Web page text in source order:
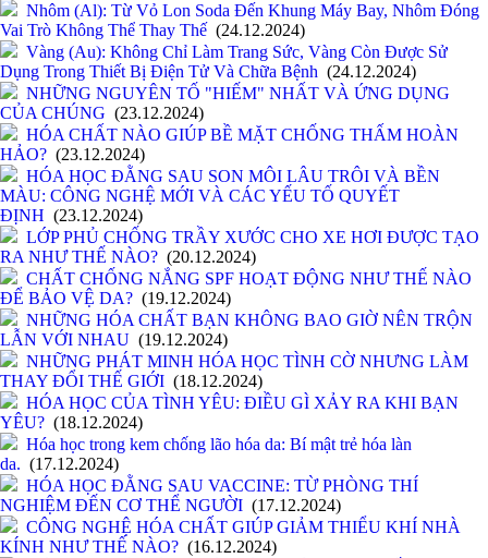
Nhôm (Al): Từ Vỏ Lon Soda Đến Khung Máy Bay, Nhôm Đóng
Vai Trò Không Thể Thay Thế (24.12.2024)
Vàng (Au): Không Chỉ Làm Trang Sức, Vàng Còn Được Sử
Dụng Trong Thiết Bị Điện Tử Và Chữa Bệnh (24.12.2024)
NHỮNG NGUYÊN TỐ "HIẾM" NHẤT VÀ ỨNG DỤNG
CỦA CHÚNG (23.12.2024)
HÓA CHẤT NÀO GIÚP BỀ MẶT CHỐNG THẤM HOÀN
HẢO? (23.12.2024)
HÓA HỌC ĐẰNG SAU SON MÔI LÂU TRÔI VÀ BỀN
MÀU: CÔNG NGHỆ MỚI VÀ CÁC YẾU TỐ QUYẾT
ĐỊNH (23.12.2024)
LỚP PHỦ CHỐNG TRẦY XƯỚC CHO XE HƠI ĐƯỢC TẠO
RA NHƯ THẾ NÀO? (20.12.2024)
CHẤT CHỐNG NẮNG SPF HOẠT ĐỘNG NHƯ THẾ NÀO
ĐỂ BẢO VỆ DA? (19.12.2024)
NHỮNG HÓA CHẤT BẠN KHÔNG BAO GIỜ NÊN TRỘN
LẪN VỚI NHAU (19.12.2024)
NHỮNG PHÁT MINH HÓA HỌC TÌNH CỜ NHƯNG LÀM
THAY ĐỔI THẾ GIỚI (18.12.2024)
HÓA HỌC CỦA TÌNH YÊU: ĐIỀU GÌ XẢY RA KHI BẠN
YÊU? (18.12.2024)
Hóa học trong kem chống lão hóa da: Bí mật trẻ hóa làn
da. (17.12.2024)
HÓA HỌC ĐẰNG SAU VACCINE: TỪ PHÒNG THÍ
NGHIỆM ĐẾN CƠ THỂ NGƯỜI (17.12.2024)
CÔNG NGHỆ HÓA CHẤT GIÚP GIẢM THIỂU KHÍ NHÀ
KÍNH NHƯ THẾ NÀO? (16.12.2024)